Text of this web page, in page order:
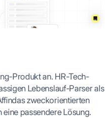
Produkt an. HR-Tech-
Lebenslauf-Parser als
zweckorientierten
passendere Lösung.